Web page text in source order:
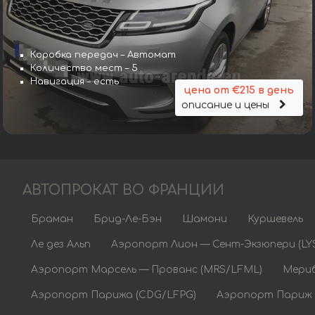
Коробка передач – Автомат
Количество мест – 5
Навигация – есть
цена от €215 в день
описание и цены
АВТОПРОКАТ ВО ФРАНЦИИ
Браман Брид-Ле-Бэн Шамони Куршевель
Ле дез Альп Аэропорт Лион — Сент-Экзюпери
Аэропорт Марсель — Прованс (MRS/LFML)
Аэропорт Парижа (CDG/LFPG) Аэропорт Париж